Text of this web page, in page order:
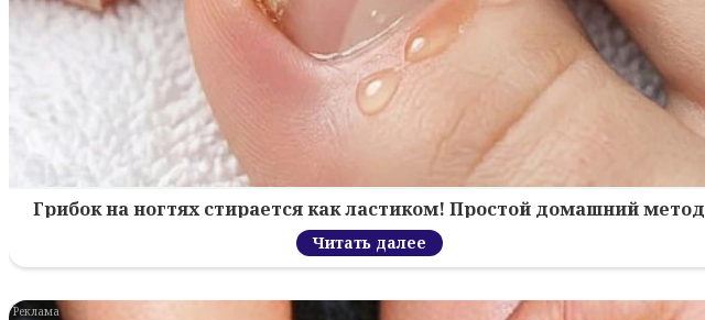
Грибок на ногтях стирается как ластиком! Простой домашний метод
Читать далее